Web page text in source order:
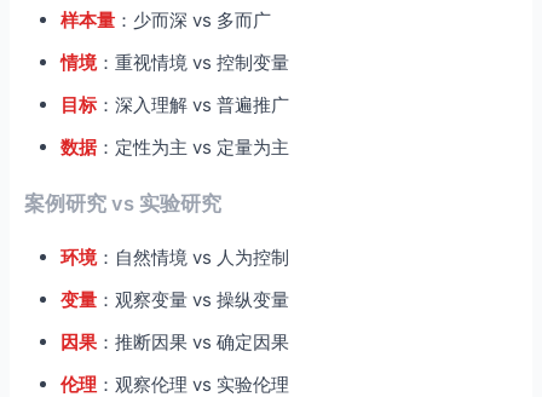
样本量 ：少而深 vs 多而广
情境：重视情境 vs 控制变量
目标 ：深入理解 vs 普遍推广
数据 ：定性为主 vs 定量为主
案例研究 vs 实验研究
环境：自然情境 vs 人为控制
变量 ：观察变量 vs 操纵变量
因果 ：推断因果 vs 确定因果
伦理 ：观察伦理 vs 实验伦理